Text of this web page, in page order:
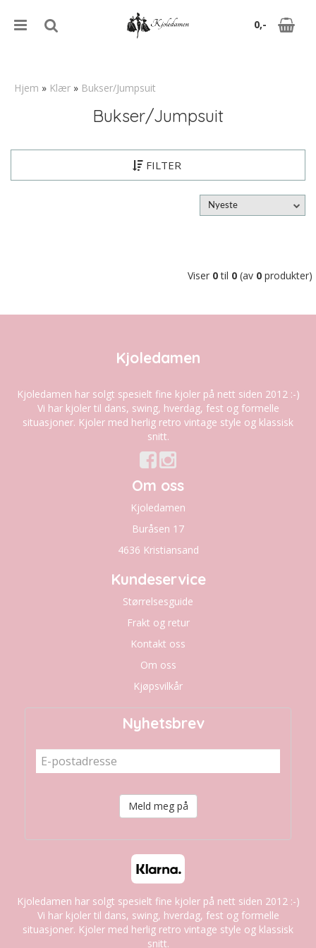
0,-
Hjem » Klær » Bukser/Jumpsuit
Bukser/Jumpsuit
FILTER
Nyeste
Viser 0til 0 (av 0 produkter)
Kjoledamen
Kjoledamen har solgt spesielt fine kjoler på nett siden 2012 :-)
Vi har kjoler til dans, swing, hverdag, fest og formelle
situasjoner. Kjoler med herlig retro vintage style og klassisk
snitt.
Om oss
Kjoledamen
Buråsen 17
4636 Kristiansand
Kundeservice
Størrelsesguide
Frakt og retur
Kontakt oss
Om oss
Kjøpsvilkår
Nyhetsbrev
Meld meg på
Kjoledamen har solgt spesielt fine kjoler på nett siden 2012 :-)
Vi har kjoler til dans, swing, hverdag, fest og formelle
situasjoner. Kjoler med herlig retro vintage style og klassisk
snitt.